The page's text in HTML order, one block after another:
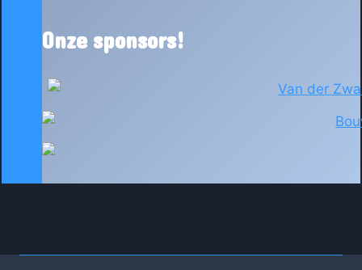
Onze sponsors!